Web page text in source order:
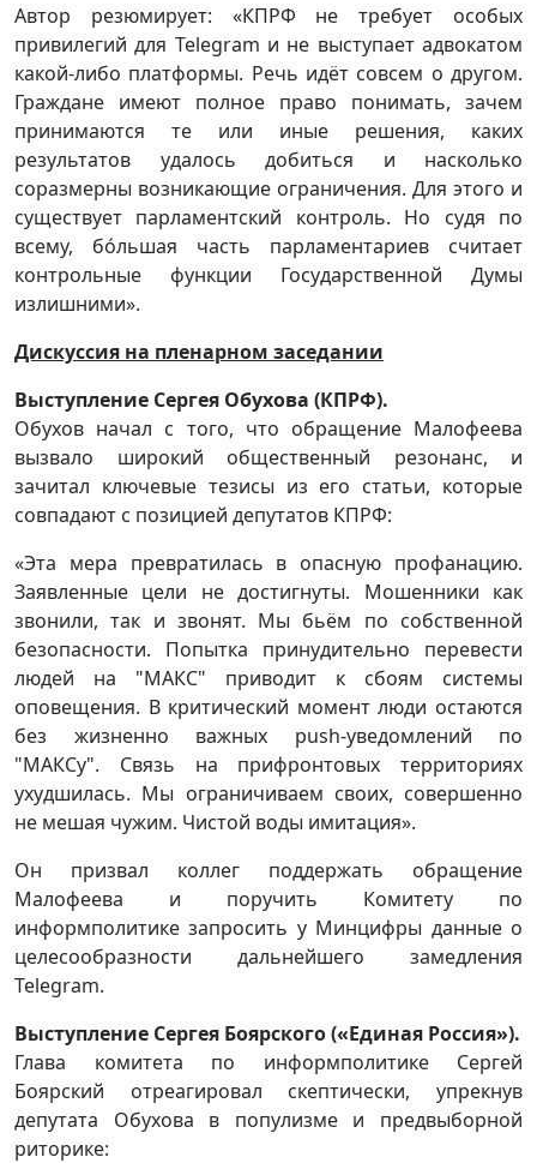
Автор резюмирует: «КПРФ не требует особых
привилегий для Telegram и не выступает адвокатом
какой-либо платформы. Речь идёт совсем о другом.
Граждане имеют полное право понимать, зачем
принимаются те или иные решения, каких
результатов удалось добиться и насколько
соразмерны возникающие ограничения. Для этого и
существует парламентский контроль. Но судя по
всему, бóльшая часть парламентариев считает
контрольные функции Государственной Думы
излишними».
Дискуссия на пленарном заседании
Выступление Сергея Обухова (КПРФ).
Обухов начал с того, что обращение Малофеева
вызвало широкий общественный резонанс, и
зачитал ключевые тезисы из его статьи, которые
совпадают с позицией депутатов КПРФ:
«Эта мера превратилась в опасную профанацию.
Заявленные цели не достигнуты. Мошенники как
звонили, так и звонят. Мы бьём по собственной
безопасности. Попытка принудительно перевести
людей на "МАКС" приводит к сбоям системы
оповещения. В критический момент люди остаются
без жизненно важных push-уведомлений по
"МАКСу". Связь на прифронтовых территориях
ухудшилась. Мы ограничиваем своих, совершенно
не мешая чужим. Чистой воды имитация».
Он призвал коллег поддержать обращение
Малофеева и поручить Комитету по
информполитике запросить у Минцифры данные о
целесообразности дальнейшего замедления
Telegram.
Выступление Сергея Боярского («Единая Россия»).
Глава комитета по информполитике Сергей
Боярский отреагировал скептически, упрекнув
депутата Обухова в популизме и предвыборной
риторике: